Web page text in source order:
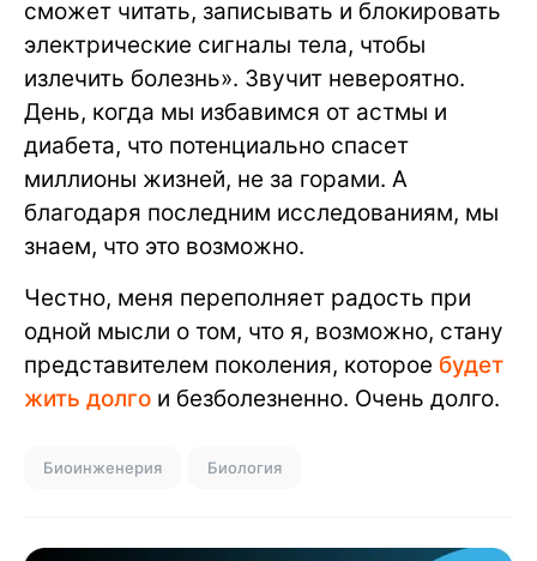
сможет читать, записывать и блокировать
электрические сигналы тела, чтобы
излечить болезнь». Звучит невероятно.
День, когда мы избавимся от астмы и
диабета, что потенциально спасет
миллионы жизней, не за горами. А
благодаря последним исследованиям, мы
знаем, что это возможно.
Честно, меня переполняет радость при
одной мысли о том, что я, возможно, стану
представителем поколения, которое будет
жить долго и безболезненно. Очень долго.
Биоинженерия Биология